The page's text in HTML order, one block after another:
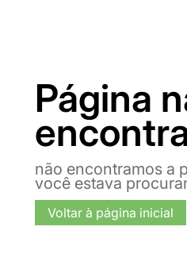
Página
não encontramos a
você estava
Voltar à página inicial